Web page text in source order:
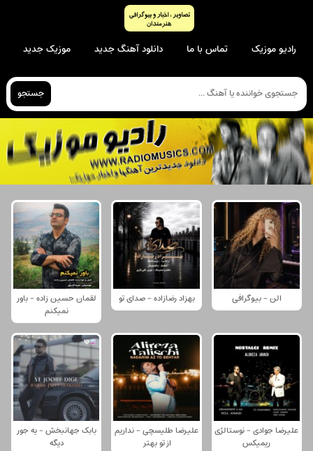
رادیو موزیک تماس با ما دانلود آهنگ جدید موزیک جدید
جستجو
الن - بیوگرافی بهزاد رضازاده - صدای تو
لقمان حسین زاده - باور
نمیکنم
علیرضا جوادی - نوستالژی
ریمیکس
علیرضا طلیسچی - نداریم
از تو بهتر
بابک جهانبخش - یه جور
دیگه